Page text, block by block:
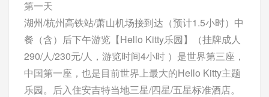
第一天
湖州/杭州高铁站/萧山机场接到达（预计1.5小时）中
餐（含）后下午游览【Hello Kitty乐园】（挂牌成人
290/人/230元/人，游览时间4小时 ）是世界第三座，
中国第一座，也是目前世界上最大的Hello Kitty主题
乐园。后入住安吉特当地三星/四星/五星标准酒店。